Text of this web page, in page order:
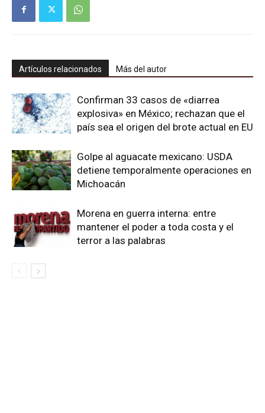
Artículos relacionados Más del autor
Confirman 33 casos de «diarrea
explosiva» en México; rechazan que el
país sea el origen del brote actual en EU
Golpe al aguacate mexicano: USDA
detiene temporalmente operaciones en
Michoacán
Morena en guerra interna: entre
mantener el poder a toda costa y el
terror a las palabras